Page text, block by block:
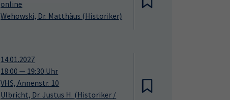
online
Wehowski, Dr. Matthäus (Historiker)
14.01.2027
18:00 — 19:30 Uhr
VHS, Annenstr. 10
Ulbricht, Dr. Justus H. (Historiker /